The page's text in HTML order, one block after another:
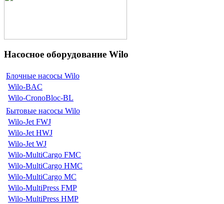
Насосное оборудование Wilo
Блочные насосы Wilo
Wilo-BAC
Wilo-CronoBloc-BL
Бытовые насосы Wilo
Wilo-Jet FWJ
Wilo-Jet HWJ
Wilo-Jet WJ
Wilo-MultiCargo FMC
Wilo-MultiCargo HMC
Wilo-MultiCargo MC
Wilo-MultiPress FMP
Wilo-MultiPress HMP